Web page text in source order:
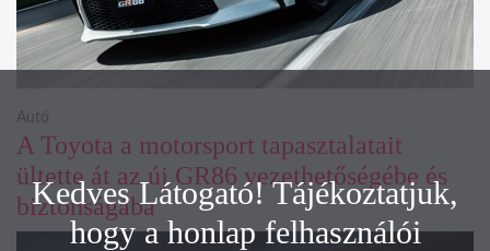
A Toyota a motorsport tapasztalatait
ültette át az új GR86 vezethetőségébe és
biztonságába
Autó
Kedves Látogató! Tájékoztatjuk,
hogy a honlap felhasználói